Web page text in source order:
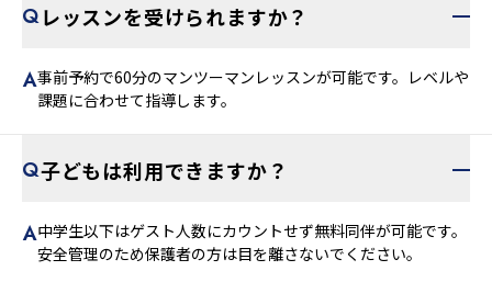
レッスンを受けられますか？
事前予約で60分のマンツーマンレッスンが可能です。レベルや
課題に合わせて指導します。
子どもは利用できますか？
中学生以下はゲスト人数にカウントせず無料同伴が可能です。
安全管理のため保護者の方は目を離さないでください。